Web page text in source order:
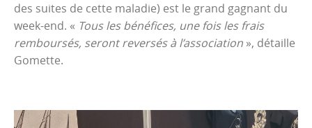
des suites de cette maladie) est le grand gagnant du
week-end. « Tous les bénéfices, une fois les frais
remboursés, seront reversés à l’association », détaille
Gomette.